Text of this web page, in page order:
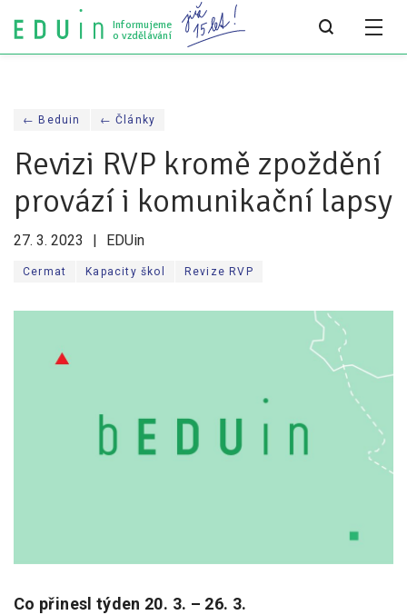
Informujeme
o vzdělávání
Všechny články
Všechny články
Analýzy
Tiskové zprávy
Pro zřizovatele
← Beduin ← Články
Revizi RVP kromě zpoždění
provází i komunikační lapsy
27. 3. 2023 EDUin
Cermat Kapacity škol Revize RVP
Co přinesl týden 20. 3. – 26. 3.